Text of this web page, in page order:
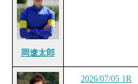
岡遼太郎
2026/07/05 1R